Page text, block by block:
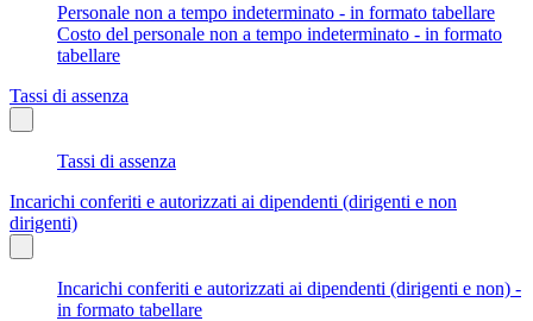
Personale non a tempo indeterminato - in formato tabellare
Costo del personale non a tempo indeterminato - in formato
tabellare
Tassi di assenza
Tassi di assenza
Incarichi conferiti e autorizzati ai dipendenti (dirigenti e non
dirigenti)
Incarichi conferiti e autorizzati ai dipendenti (dirigenti e non) -
in formato tabellare